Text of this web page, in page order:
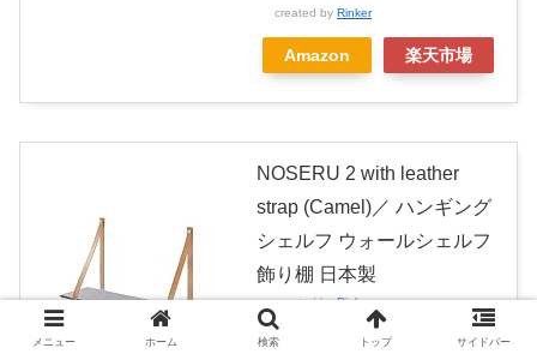
created by Rinker
Amazon 楽天市場
NOSERU 2 with leather
strap (Camel)／ ハンギング
シェルフ ウォールシェルフ
飾り棚 日本製
created byRinker
nomp
メニュー ホーム 検索 トップ サイドバー